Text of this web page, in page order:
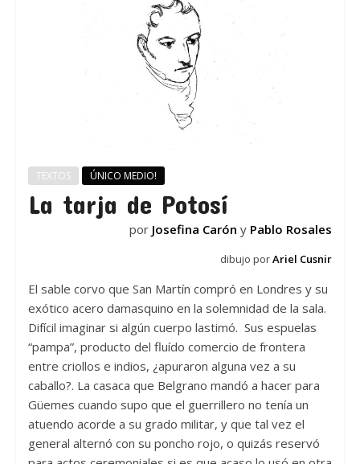
TEXTOS ÚNICO MEDIO!
La tarja de Potosí
por Josefina Carón y Pablo Rosales
dibujo porAriel Cusnir
El sable corvo que San Martín compró en Londres y su
exótico acero damasquino en la solemnidad de la sala.
Difícil imaginar si algún cuerpo lastimó. Sus espuelas
“pampa”, producto del fluído comercio de frontera
entre criollos e indios, ¿apuraron alguna vez a su
caballo?. La casaca que Belgrano mandó a hacer para
Güemes cuando supo que el guerrillero no tenía un
atuendo acorde a su grado militar, y que tal vez el
general alternó con su poncho rojo, o quizás reservó